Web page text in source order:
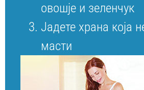
овошје и зеленчук
Јадете храна која
масти